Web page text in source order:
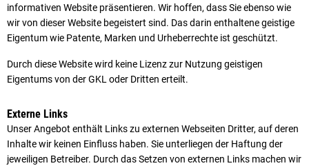
informativen Website präsentieren. Wir hoffen, dass Sie ebenso wie
wir von dieser Website begeistert sind. Das darin enthaltene geistige
Eigentum wie Patente, Marken und Urheberrechte ist geschützt.
Durch diese Website wird keine Lizenz zur Nutzung geistigen
Eigentums von der GKL oder Dritten erteilt.
Externe Links
Unser Angebot enthält Links zu externen Webseiten Dritter, auf deren
Inhalte wir keinen Einfluss haben. Sie unterliegen der Haftung der
jeweiligen Betreiber. Durch das Setzen von externen Links machen wir